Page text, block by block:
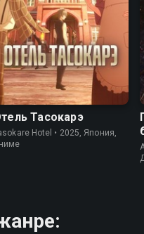
7.9 6.6
Тасокарэ
Hotel • 2025, Япония,